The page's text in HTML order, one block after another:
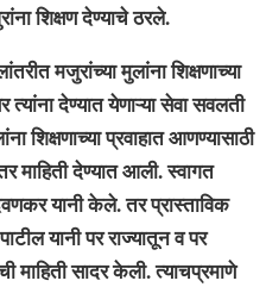
शिक्षण देण्याचे ठरले.
मजुरांच्या मुलांना शिक्षणाच्या
देण्यात येणाऱ्या सेवा सवलती
शिक्षणाच्या प्रवाहात आणण्यासाठी
माहिती देण्यात आली. स्वागत
यानी केले. तर प्रास्ताविक
यानी पर राज्यातून व पर
सादर केली. त्याचप्रमाणे